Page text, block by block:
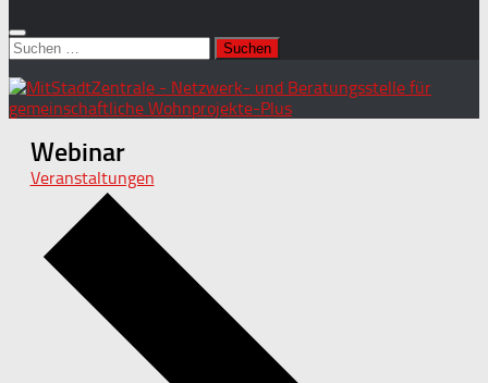
Suchen
nach:
Webinar
Veranstaltungen